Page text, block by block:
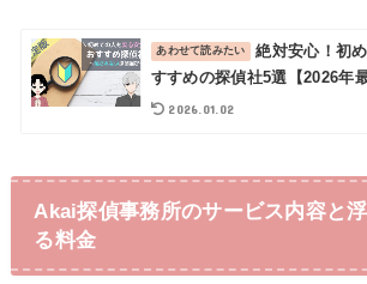
絶対安心！初
すすめの探偵社5選【2026年最
2026.01.02
Akai探偵事務所のサービス内容と
る料金